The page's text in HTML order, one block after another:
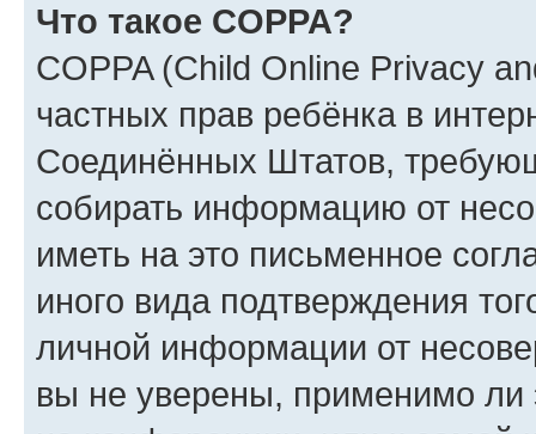
Что такое COPPA?
COPPA (Child Online Privacy
частных прав ребёнка в
Соединённых Штатов,
собирать информацию от
иметь на это письменное
иного вида подтверждения
личной информации от
вы не уверены, применимо ли